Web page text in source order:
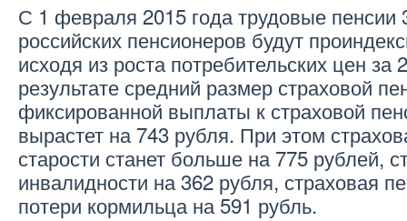
С 1 февраля 2015 года трудовые пенсии
российских пенсионеров будут
исходя из роста потребительских цен за
результате средний размер страховой
фиксированной выплаты к страховой
вырастет на 743 рубля. При этом
старости станет больше на 775 рублей,
инвалидности на 362 рубля, страховая
потери кормильца на 591 рубль.